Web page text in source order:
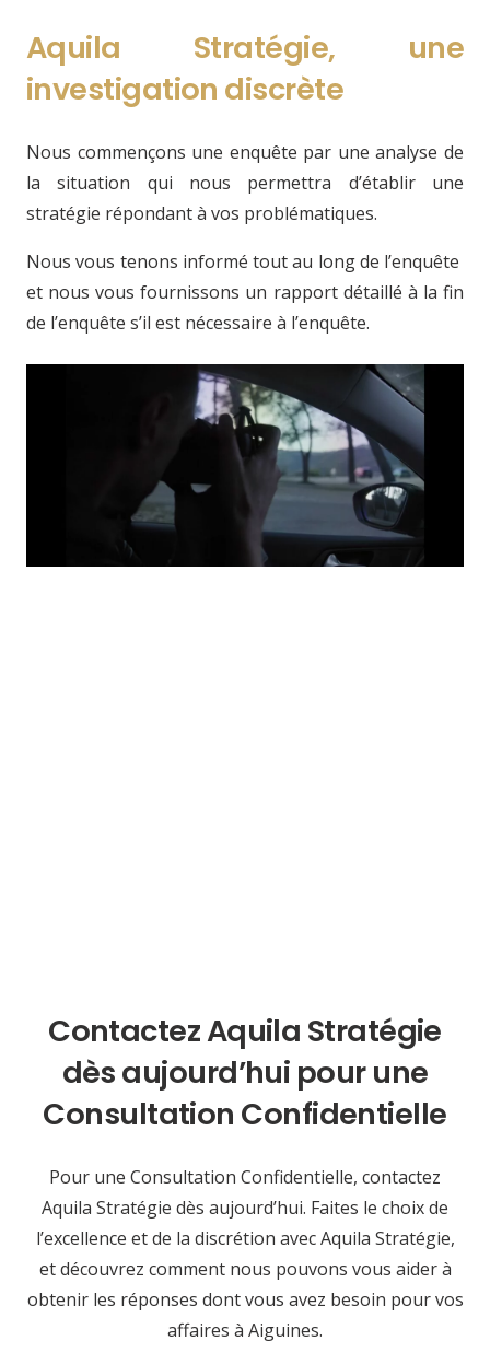
Aquila Stratégie, une
investigation discrète
Nous commençons une enquête par une analyse de
la situation qui nous permettra d’établir une
stratégie répondant à vos problématiques.
Nous vous tenons informé tout au long de l’enquête
et nous vous fournissons un rapport détaillé à la fin
de l’enquête s’il est nécessaire à l’enquête.
Contactez Aquila Stratégie
dès aujourd’hui pour une
Consultation Confidentielle
Pour une Consultation Confidentielle, contactez
Aquila Stratégie dès aujourd’hui. Faites le choix de
l’excellence et de la discrétion avec Aquila Stratégie,
et découvrez comment nous pouvons vous aider à
obtenir les réponses dont vous avez besoin pour vos
affaires à Aiguines.